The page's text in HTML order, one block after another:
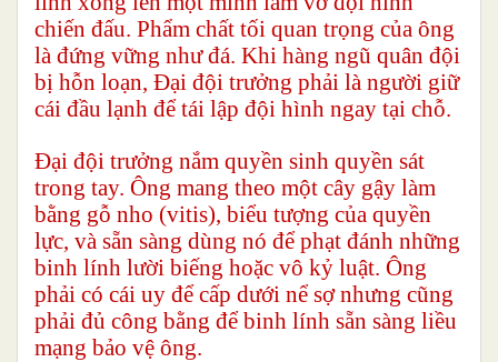
chiến đấu. Phẩm chất tối quan trọng của ông
là đứng vững như đá. Khi hàng ngũ quân đội
bị hỗn loạn, Đại đội trưởng phải là người giữ
cái đầu lạnh để tái lập đội hình ngay tại chỗ.
Đại đội trưởng nắm quyền sinh quyền sát
trong tay. Ông mang theo một cây gậy làm
bằng gỗ nho (vitis), biểu tượng của quyền
lực, và sẵn sàng dùng nó để phạt đánh những
binh lính lười biếng hoặc vô kỷ luật. Ông
phải có cái uy để cấp dưới nể sợ nhưng cũng
phải đủ công bằng để binh lính sẵn sàng liều
mạng bảo vệ ông.